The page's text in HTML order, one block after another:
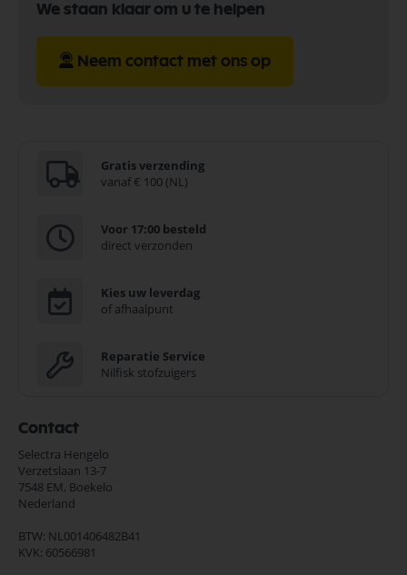
We staan klaar om u te helpen
Neem contact met ons op
Gratis verzending
vanaf € 100 (NL)
Voor 17:00 besteld
direct verzonden
Kies uw leverdag
of afhaalpunt
Reparatie Service
Nilfisk stofzuigers
Contact
Selectra Hengelo
Verzetslaan 13-7
7548 EM, Boekelo
Nederland
BTW: NL001406482B41
KVK: 60566981